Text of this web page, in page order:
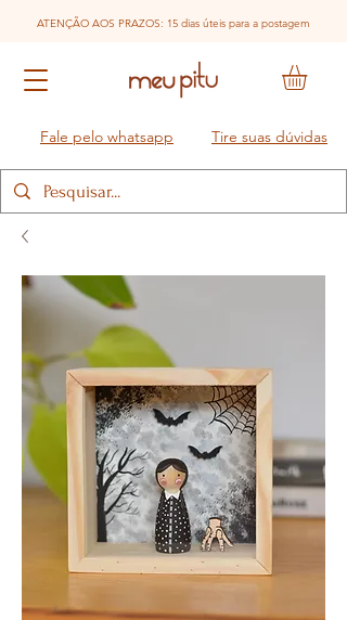
ATENÇÃO AOS PRAZOS: 15 dias úteis para a postagem
Fale pelo whatsapp Tire suas dúvidas